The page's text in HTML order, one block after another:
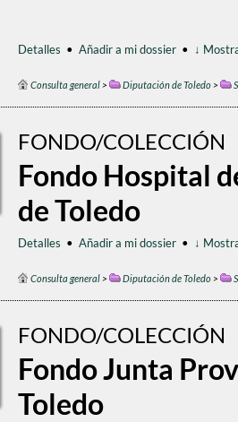
Detalles • Añadir a mi dossier • ↓
Consulta general> Diputación de Toledo>
FONDO/COLECCIÓN
Fondo Hospital
de Toledo
Detalles • Añadir a mi dossier • ↓
Consulta general> Diputación de Toledo>
FONDO/COLECCIÓN
Fondo Junta
Toledo